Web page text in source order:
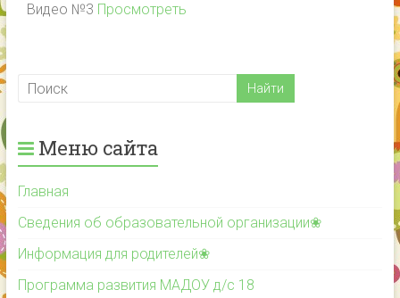
Видео №3 Просмотреть
Меню сайта
Главная
Сведения об образовательной организации❀
Информация для родителей❀
Программа развития МАДОУ д/с 18